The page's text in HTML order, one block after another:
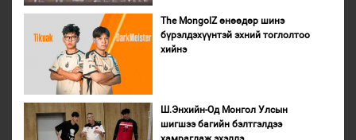
The MongolZ өнөөдөр шинэ
бүрэлдэхүүнтэй эхний тоглолтоо
хийнэ
Ш.Энхийн-Од Монгол Улсын
шигшээ багийн бэлтгэлдээ